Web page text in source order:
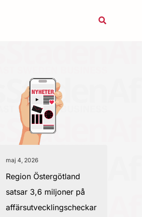
Sök
maj 4, 2026
Region Östergötland
satsar 3,6 miljoner på
affärsutvecklingscheckar